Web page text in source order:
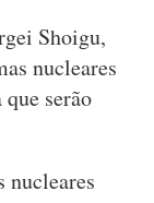
Shoigu,
nucleares
serão
nucleares